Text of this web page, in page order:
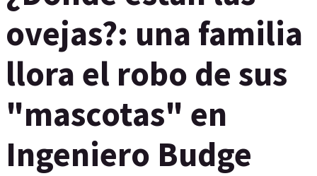
ovejas?: una familia
llora el robo de sus
"mascotas" en
Ingeniero Budge